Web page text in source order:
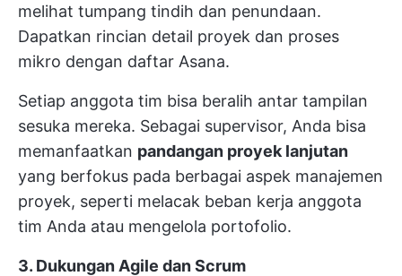
melihat tumpang tindih dan penundaan.
Dapatkan rincian detail proyek dan proses
mikro dengan daftar Asana.
Setiap anggota tim bisa beralih antar tampilan
sesuka mereka. Sebagai supervisor, Anda bisa
memanfaatkan pandangan proyek lanjutan
yang berfokus pada berbagai aspek manajemen
proyek, seperti melacak beban kerja anggota
tim Anda atau mengelola portofolio.
3. Dukungan Agile dan Scrum